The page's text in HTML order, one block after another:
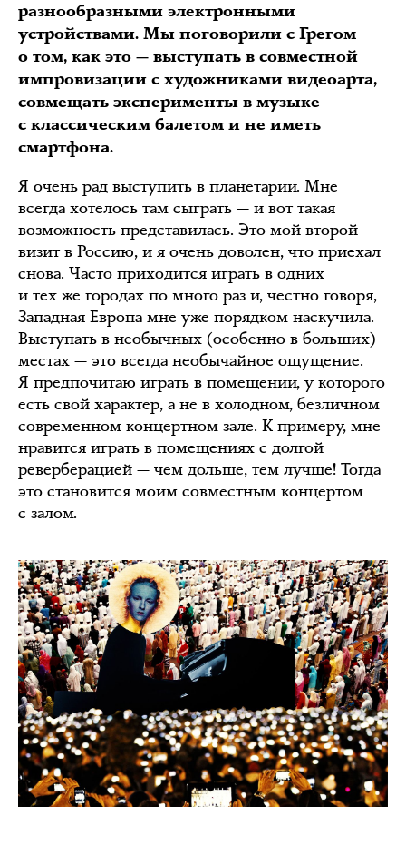
разнообразными электронными
устройствами. Мы поговорили с Грегом
о том, как это — выступать в совместной
импровизации с художниками видеоарта,
совмещать эксперименты в музыке
с классическим балетом и не иметь
смартфона.
Я очень рад выступить в планетарии. Мне
всегда хотелось там сыграть — и вот такая
возможность представилась. Это мой второй
визит в Россию, и я очень доволен, что приехал
снова. Часто приходится играть в одних
и тех же городах по много раз и, честно говоря,
Западная Европа мне уже порядком наскучила.
Выступать в необычных (особенно в больших)
местах — это всегда необычайное ощущение.
Я предпочитаю играть в помещении, у которого
есть свой характер, а не в холодном, безличном
современном концертном зале. К примеру, мне
нравится играть в помещениях с долгой
реверберацией — чем дольше, тем лучше! Тогда
это становится моим совместным концертом
с залом.